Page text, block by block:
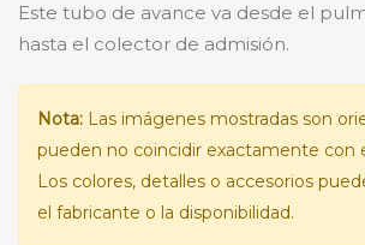
Este tubo de avance va desde el
hasta el colector de admisión.
Nota: Las imágenes mostradas son
pueden no coincidir exactamente con
Los colores, detalles o accesorios
el fabricante o la disponibilidad.